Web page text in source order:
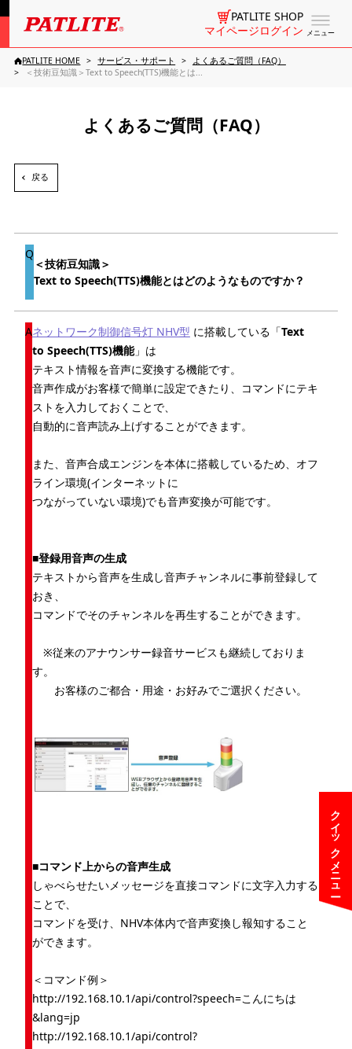
メニュー
PATLITE SHOP
マイページログイン
クイックメニュー
PATLITE HOME サービス・サポート
よくあるご質問（FAQ）
＜技術豆知識＞Text to Speech(TTS)機能とは...
よくあるご質問（FAQ）
戻る
＜技術豆知識＞
Text to Speech(TTS)機能とはどのようなものですか？
ネットワーク制御信号灯 NHV型 に搭載している「Text
to Speech(TTS)機能」は
テキスト情報を音声に変換する機能です。
音声作成がお客様で簡単に設定できたり、コマンドにテキ
ストを入力しておくことで、
自動的に音声読み上げすることができます。
また、音声合成エンジンを本体に搭載しているため、オフ
ライン環境(インターネットに
つながっていない環境)でも音声変換が可能です。
■登録用音声の生成
テキストから音声を生成し音声チャンネルに事前登録して
おき、
コマンドでそのチャンネルを再生することができます。
※従来のアナウンサー録音サービスも継続しておりま
す。
お客様のご都合・用途・お好みでご選択ください。
■コマンド上からの音声生成
しゃべらせたいメッセージを直接コマンドに文字入力する
ことで、
コマンドを受け、NHV本体内で音声変換し報知すること
ができます。
＜コマンド例＞
http://192.168.10.1/api/control?speech=こんにちは
&lang=jp
http://192.168.10.1/api/control?